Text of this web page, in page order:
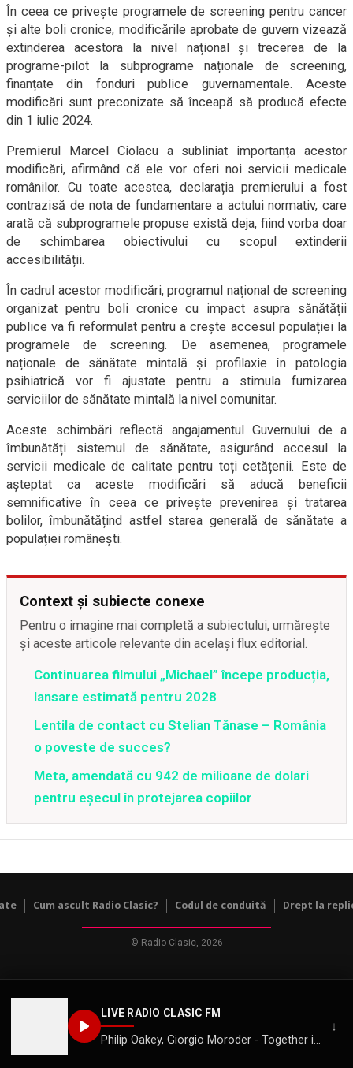
LIVE RADIO CLASIC FM
Philip Oakey, Giorgio Moroder - Together in Electric Dreams
↓
În ceea ce privește programele de screening pentru cancer
și alte boli cronice, modificările aprobate de guvern vizează
extinderea acestora la nivel național și trecerea de la
programe-pilot la subprograme naționale de screening,
finanțate din fonduri publice guvernamentale. Aceste
modificări sunt preconizate să înceapă să producă efecte
din 1 iulie 2024.
Premierul Marcel Ciolacu a subliniat importanța acestor
modificări, afirmând că ele vor oferi noi servicii medicale
românilor. Cu toate acestea, declarația premierului a fost
contrazisă de nota de fundamentare a actului normativ, care
arată că subprogramele propuse există deja, fiind vorba doar
de schimbarea obiectivului cu scopul extinderii
accesibilității.
În cadrul acestor modificări, programul național de screening
organizat pentru boli cronice cu impact asupra sănătății
publice va fi reformulat pentru a crește accesul populației la
programele de screening. De asemenea, programele
naționale de sănătate mintală și profilaxie în patologia
psihiatrică vor fi ajustate pentru a stimula furnizarea
serviciilor de sănătate mintală la nivel comunitar.
Aceste schimbări reflectă angajamentul Guvernului de a
îmbunătăți sistemul de sănătate, asigurând accesul la
servicii medicale de calitate pentru toți cetățenii. Este de
așteptat ca aceste modificări să aducă beneficii
semnificative în ceea ce privește prevenirea și tratarea
bolilor, îmbunătățind astfel starea generală de sănătate a
populației românești.
Context și subiecte conexe
Pentru o imagine mai completă a subiectului, urmărește
și aceste articole relevante din același flux editorial.
Continuarea filmului „Michael” începe producția,
lansare estimată pentru 2028
Lentila de contact cu Stelian Tănase – România
o poveste de succes?
Meta, amendată cu 942 de milioane de dolari
pentru eșecul în protejarea copiilor
Cum ascult Radio Clasic? Codul de conduită Drept la
© Radio Clasic, 2026